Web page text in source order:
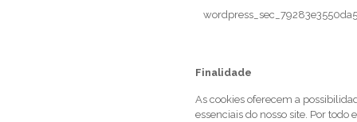
Finalidade
As cookies oferecem a
essenciais do nosso site. Por